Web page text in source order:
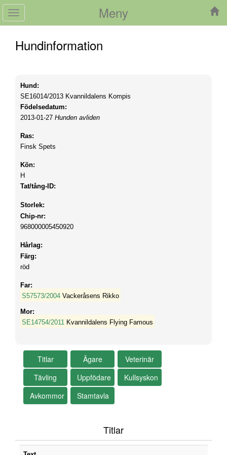
Meny
Toggle
navigation
Hundinformation
Hund:
SE16014/2013 Kvannildalens Kompis
Födelsedatum:
2013-01-27 Hunden avliden
Ras:
Finsk Spets
Kön:
H
Tat/tång-ID:
Storlek:
Chip-nr:
968000005450920
Hårlag:
Färg:
röd
Far:
S57573/2004 Vackeråsens Rikko
Mor:
SE14754/2011 Kvannildalens Flying Famous
Titlar